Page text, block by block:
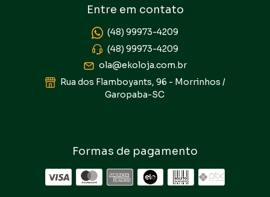
Entre em contato
(48) 99973-4209
(48) 99973-4209
ola@ekoloja.com.br
Rua dos Flamboyants, 96 - Morrinhos /
Garopaba-SC
Formas de pagamento